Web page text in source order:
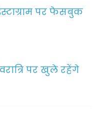
पर फेसबुक
पर खुले रहेंगे